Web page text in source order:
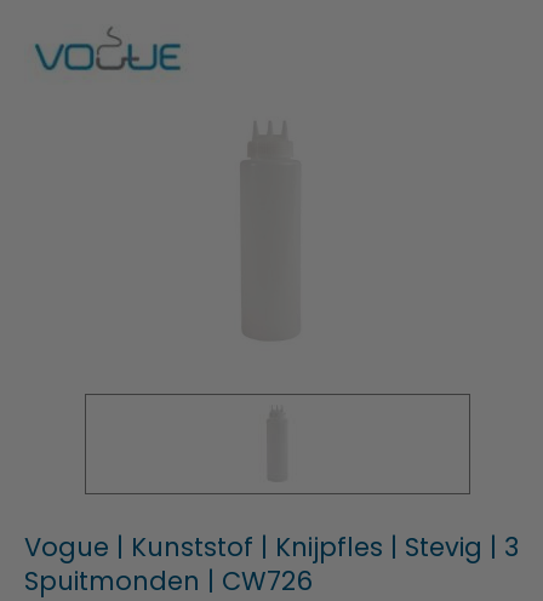
Vogue | Kunststof | Knijpfles | Stevig | 3
Spuitmonden | CW726